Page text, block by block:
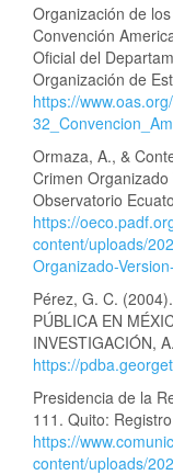
Organización de
Convención
Oficial del
Organización de
https://
Ormaza, A., &
Crimen
Observatorio
https://
content/uploads/
Organizado-
Pérez, G. C.
PÚBLICA EN
INVESTIGACIÓN,
https://
Presidencia de la
111. Quito:
https://
content/uploads/